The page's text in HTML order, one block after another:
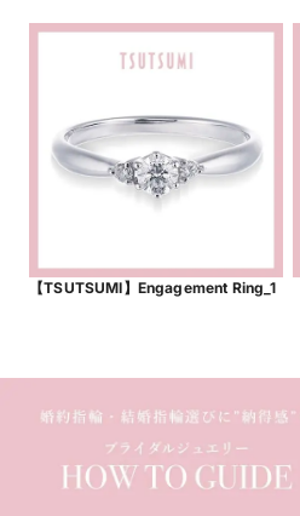
【TSUTSUMI】Engagement Ring_1